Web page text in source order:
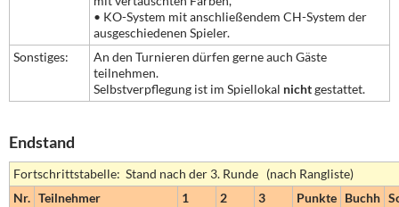
• KO-System mit anschließendem CH-System der
ausgeschiedenen Spieler.
Sonstiges:
An den Turnieren dürfen gerne auch Gäste
teilnehmen.
Selbstverpflegung ist im Spiellokal nichtgestattet.
Endstand
Fortschrittstabelle: Stand nach der 3. Runde (nach Rangliste)
Nr. Teilnehmer 1 2 3 Punkte Buchh